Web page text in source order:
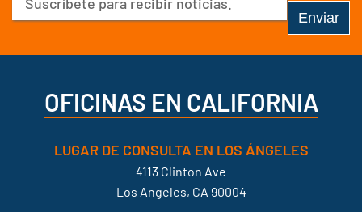
electrónico
OFICINAS EN CALIFORNIA
LUGAR DE CONSULTA EN LOS ÁNGELES
4113 Clinton Ave
Los Angeles, CA 90004